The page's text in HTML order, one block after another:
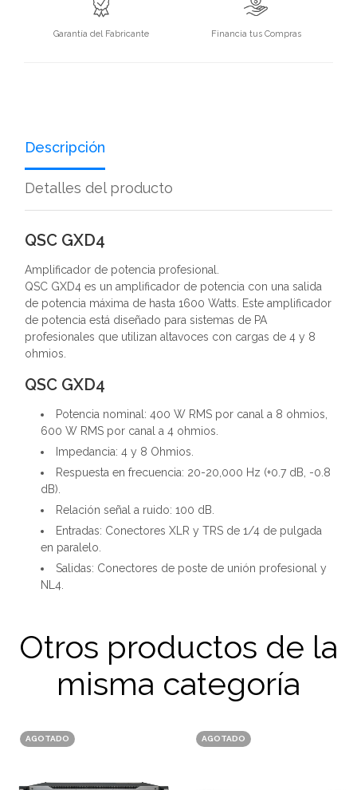
Garantía del Fabricante Financia tus Compras
Descripción
Detalles del producto
QSC GXD4
Amplificador de potencia profesional.
QSC GXD4 es un amplificador de potencia con una salida
de potencia máxima de hasta 1600 Watts. Este amplificador
de potencia está diseñado para sistemas de PA
profesionales que utilizan altavoces con cargas de 4 y 8
ohmios.
QSC GXD4
Potencia nominal: 400 W RMS por canal a 8 ohmios,
600 W RMS por canal a 4 ohmios.
Impedancia: 4 y 8 Ohmios.
Respuesta en frecuencia: 20-20,000 Hz (+0.7 dB, -0.8
dB).
Relación señal a ruido: 100 dB.
Entradas: Conectores XLR y TRS de 1/4 de pulgada
en paralelo.
Salidas: Conectores de poste de unión profesional y
NL4.
Otros productos de la
misma categoría
AGOTADO AGOTADO